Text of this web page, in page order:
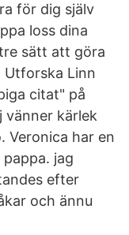
för dig själv
loss dina
sätt att göra
Linn
citat" på
vänner kärlek
Veronica har en
jag
efter
och ännu